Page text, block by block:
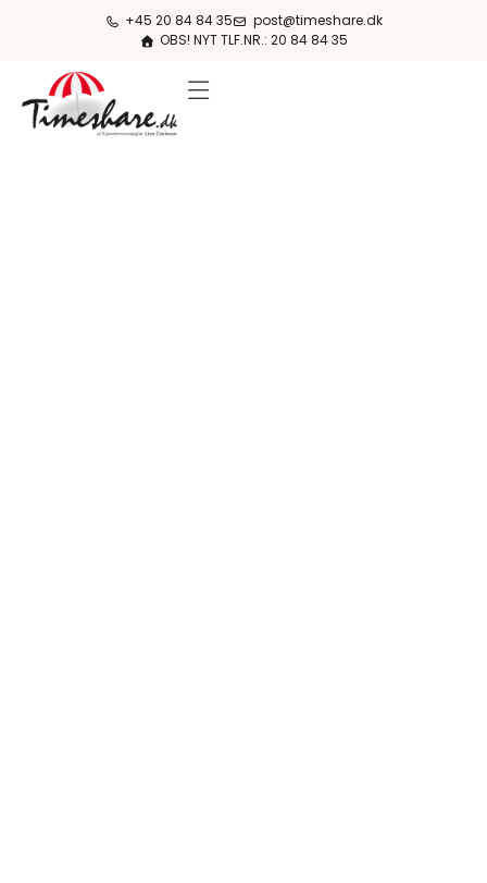
+45 20 84 84 35
post@timeshare.dk
OBS! NYT TLF.NR.: 20 84 84 35